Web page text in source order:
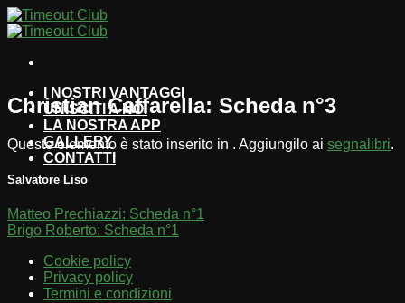
Salta
ai
I NOSTRI VANTAGGI
UNISCITI A NOI
LA NOSTRA APP
GALLERY
CONTATTI
Christian Caffarella: Scheda n°3
Questo elemento è stato inserito in . Aggiungilo ai segnalibri.
Salvatore Liso
Matteo Prechiazzi: Scheda n°1
Brigo Roberto: Scheda n°1
Cookie policy
Privacy policy
Termini e condizioni